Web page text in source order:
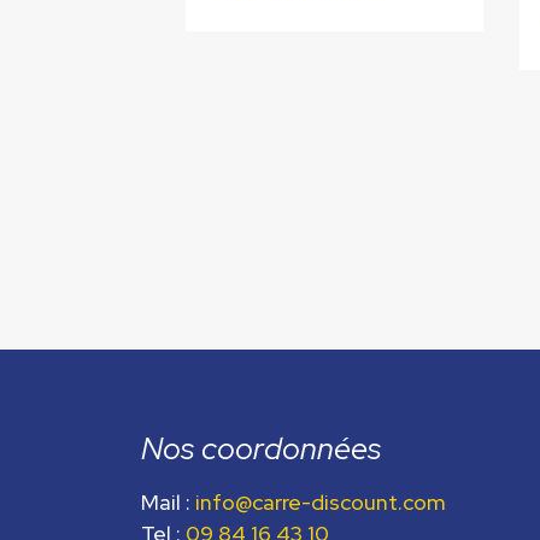
Nos coordonnées
Mail : info@carre-discount.com
Tel : 09 84 16 43 10